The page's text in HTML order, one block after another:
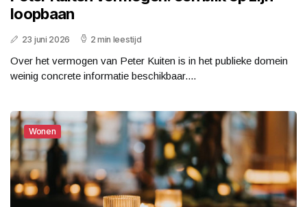
loopbaan
23 juni 2026 2 min leestijd
Over het vermogen van Peter Kuiten is in het publieke domein
weinig concrete informatie beschikbaar....
Wonen